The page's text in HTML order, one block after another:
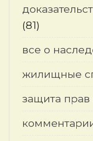
(81)
все о
жилищные
защита прав